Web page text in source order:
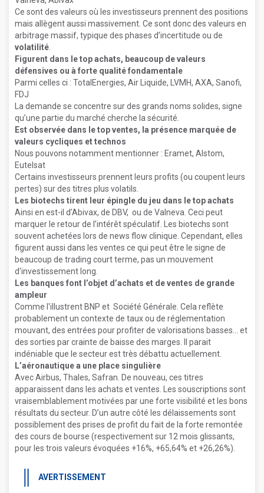
Ce sont des valeurs où les investisseurs prennent des positions
mais allègent aussi massivement. Ce sont donc des valeurs en
arbitrage massif, typique des phases d’incertitude ou de
volatilité
Figurent dans le top achats, beaucoup de valeurs
défensives ou à forte qualité fondamentale
Parmi celles ci : TotalEnergies, Air Liquide, LVMH, AXA, Sanofi,
FDJ
La demande se concentre sur des grands noms solides, signe
qu’une partie du marché cherche la sécurité.
Est observée dans le top ventes, la présence marquée de
valeurs cycliques et technos
Nous pouvons notamment mentionner : Eramet, Alstom,
Eutelsat
Certains investisseurs prennent leurs profits (ou coupent leurs
pertes) sur des titres plus volatils.
Les biotechs tirent leur épingle du jeu dans le top achats
Ainsi en est-il d'Abivax, de DBV, ou de Valneva. Ceci peut
marquer le retour de l’intérêt spéculatif. Les biotechs sont
souvent achetées lors de news flow clinique. Cependant, elles
figurent aussi dans les ventes ce qui peut être le signe de
beaucoup de trading court terme, pas un mouvement
d'investissement long.
Les banques font l’objet d’achats et de ventes de grande
ampleur
Comme l'illustrent BNP et Société Générale. Cela reflète
probablement un contexte de taux ou de réglementation
mouvant, des entrées pour profiter de valorisations basses… et
des sorties par crainte de baisse des marges. Il parait
indéniable que le secteur est très débattu actuellement.
L’aéronautique a une place singulière
Avec Airbus, Thales, Safran. De nouveau, ces titres
apparaissent dans les achats et ventes. Les souscriptions sont
vraisemblablement motivées par une forte visibilité et les bons
résultats du secteur. D’un autre côté les délaissements sont
possiblement des prises de profit du fait de la forte remontée
des cours de bourse (respectivement sur 12 mois glissants,
pour les trois valeurs évoquées +16%, +65,64% et +26,26%).
AVERTISSEMENT